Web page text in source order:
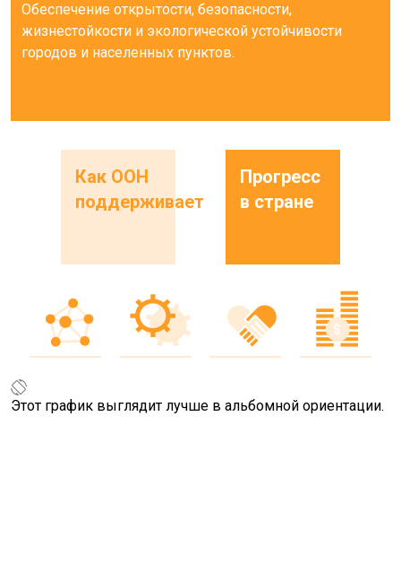
Обеспечение открытости, безопасности,
жизнестойкости и экологической устойчивости
городов и населенных пунктов.
Как ООН
поддерживает
Прогресс
в стране
Этот график выглядит лучше в альбомной ориентации.